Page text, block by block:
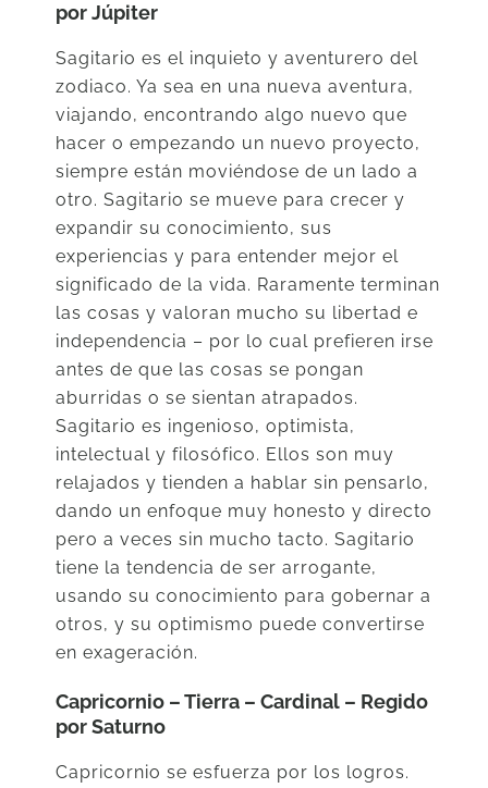
por Júpiter
Sagitario es el inquieto y aventurero del
zodiaco. Ya sea en una nueva aventura,
viajando, encontrando algo nuevo que
hacer o empezando un nuevo proyecto,
siempre están moviéndose de un lado a
otro. Sagitario se mueve para crecer y
expandir su conocimiento, sus
experiencias y para entender mejor el
significado de la vida. Raramente terminan
las cosas y valoran mucho su libertad e
independencia – por lo cual prefieren irse
antes de que las cosas se pongan
aburridas o se sientan atrapados.
Sagitario es ingenioso, optimista,
intelectual y filosófico. Ellos son muy
relajados y tienden a hablar sin pensarlo,
dando un enfoque muy honesto y directo
pero a veces sin mucho tacto. Sagitario
tiene la tendencia de ser arrogante,
usando su conocimiento para gobernar a
otros, y su optimismo puede convertirse
en exageración.
Capricornio – Tierra – Cardinal – Regido
por Saturno
Capricornio se esfuerza por los logros.